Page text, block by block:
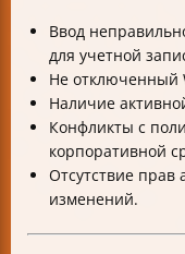
Ввод
для учетной
Не отключенный
Наличие
Конфликты с
корпоративной
Отсутствие прав
изменений.